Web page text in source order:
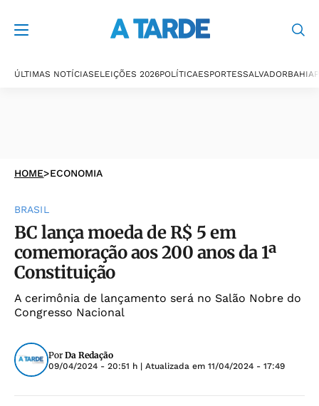
ÚLTIMAS NOTÍCIASELEIÇÕES 2026POLÍTICAESPORTESSALVADORBAHIA
HOME>ECONOMIA
BRASIL
BC lança moeda de R$ 5 em
comemoração aos 200 anos da 1ª
Constituição
A cerimônia de lançamento será no Salão Nobre do
Congresso Nacional
Por Da Redação
09/04/2024 - 20:51 h | Atualizada em 11/04/2024 - 17:49